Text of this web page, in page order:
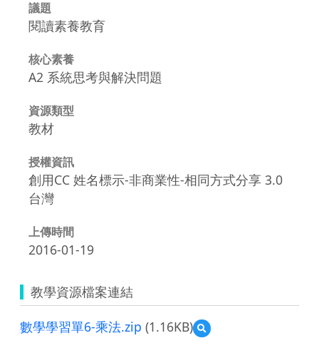
議題
閱讀素養教育
核心素養
A2 系統思考與解決問題
資源類型
教材
授權資訊
創用CC 姓名標示-非商業性-相同方式分享 3.0
台灣
上傳時間
2016-01-19
教學資源檔案連結
數學學習單6-乘法.zip (1.16KB)
預
覽